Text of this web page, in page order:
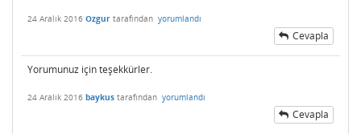
24 Aralık 2016 Ozgur tarafından yorumlandı
Cevapla
Yorumunuz için teşekkürler.
24 Aralık 2016 baykus tarafından yorumlandı
Cevapla